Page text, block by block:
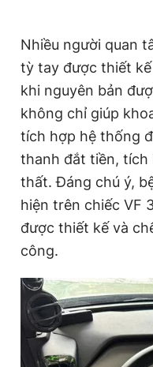
Nhiều người quan
tỳ tay được thiết
khi nguyên bản
không chỉ giúp
tích hợp hệ thống
thanh đắt tiền, tích
thất. Đáng chú ý,
hiện trên chiếc VF
được thiết kế và
công.